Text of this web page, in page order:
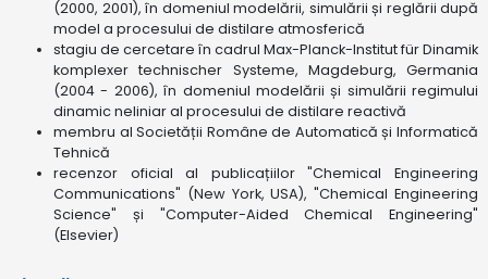
(2000, 2001), în domeniul modelării, simulării și reglării după
model a procesului de distilare atmosferică
stagiu de cercetare în cadrul Max-Planck-Institut für Dinamik
komplexer technischer Systeme, Magdeburg, Germania
(2004 - 2006), în domeniul modelării și simulării regimului
dinamic neliniar al procesului de distilare reactivă
membru al Societății Române de Automatică și Informatică
Tehnică
recenzor oficial al publicațiilor "Chemical Engineering
Communications" (New York, USA), "Chemical Engineering
Science" și "Computer-Aided Chemical Engineering"
(Elsevier)